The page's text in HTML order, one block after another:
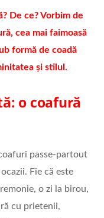
De ce? Vorbim de
cea mai faimoasă
formă de coadă
și stilul.
o coafură
passe-partout
Fie că este
o zi la birou,
cu prietenii,